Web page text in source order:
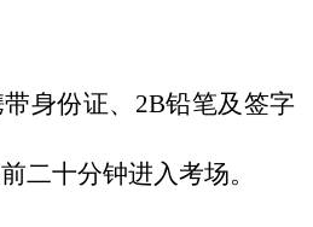
带身份证、2B铅笔及签字
二十分钟进入考场。